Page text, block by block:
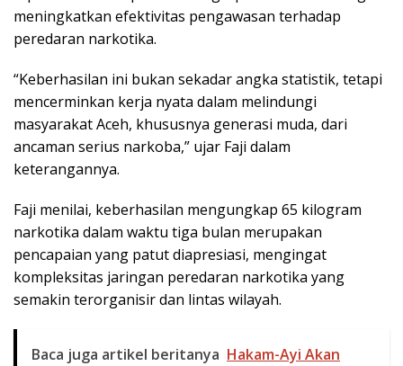
meningkatkan efektivitas pengawasan terhadap
peredaran narkotika.
“Keberhasilan ini bukan sekadar angka statistik, tetapi
mencerminkan kerja nyata dalam melindungi
masyarakat Aceh, khususnya generasi muda, dari
ancaman serius narkoba,” ujar Faji dalam
keterangannya.
Faji menilai, keberhasilan mengungkap 65 kilogram
narkotika dalam waktu tiga bulan merupakan
pencapaian yang patut diapresiasi, mengingat
kompleksitas jaringan peredaran narkotika yang
semakin terorganisir dan lintas wilayah.
Baca juga artikel beritanya Hakam-Ayi Akan